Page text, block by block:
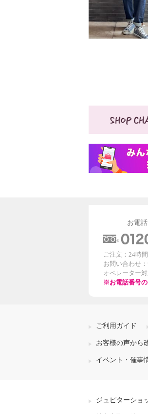
お電
ご注文：24時間
お問い合わせ
オペレーター
※お電話番号の
ご利用ガイド
お客様の声から
イベント・催事
ジュピターショ